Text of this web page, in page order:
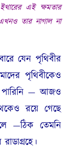
ইথারের এই ক্ষমতার
তার নাগাল না
যেন পৃথিবীর
পৃথিবীকেও
— আজও
রয়ে গেছে
—ঠিক তেমনি